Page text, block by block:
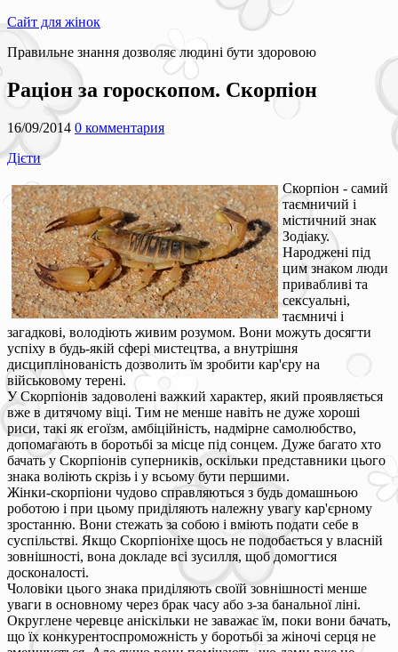
Сайт для жінок
Правильне знання дозволяє людині бути здоровою
Раціон за гороскопом. Скорпіон
16/09/2014 0 комментария
Дієти
Скорпіон - самий
таємничий і
містичний знак
Зодіаку.
Народжені під
цим знаком люди
привабливі та
сексуальні,
таємничі і
загадкові, володіють живим розумом. Вони можуть досягти
успіху в будь-якій сфері мистецтва, а внутрішня
дисциплінованість дозволить їм зробити кар'єру на
військовому терені.
У Скорпіонів задоволені важкий характер, який проявляється
вже в дитячому віці. Тим не менше навіть не дуже хороші
риси, такі як егоїзм, амбіційність, надмірне самолюбство,
допомагають в боротьбі за місце під сонцем. Дуже багато хто
бачать у Скорпіонів суперників, оскільки представники цього
знака воліють скрізь і у всьому бути першими.
Жінки-скорпіони чудово справляються з будь домашньою
роботою і при цьому приділяють належну увагу кар'єрному
зростанню. Вони стежать за собою і вміють подати себе в
суспільстві. Якщо Скорпіоніхе щось не подобається у власній
зовнішності, вона докладе всі зусилля, щоб домогтися
досконалості.
Чоловіки цього знака приділяють своїй зовнішності менше
уваги в основному через брак часу або з-за банальної ліні.
Округлене черевце аніскільки не заважає їм, поки вони бачать,
що їх конкурентоспроможність у боротьбі за жіночі серця не